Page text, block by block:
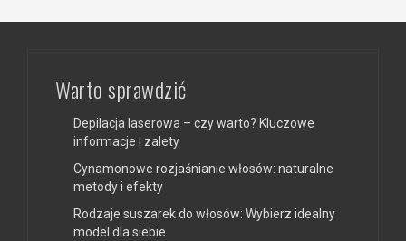
Warto sprawdzić
Depilacja laserowa – czy warto? Kluczowe
informacje i zalety
Cynamonowe rozjaśnianie włosów: naturalne
metody i efekty
Rodzaje suszarek do włosów: Wybierz idealny
model dla siebie